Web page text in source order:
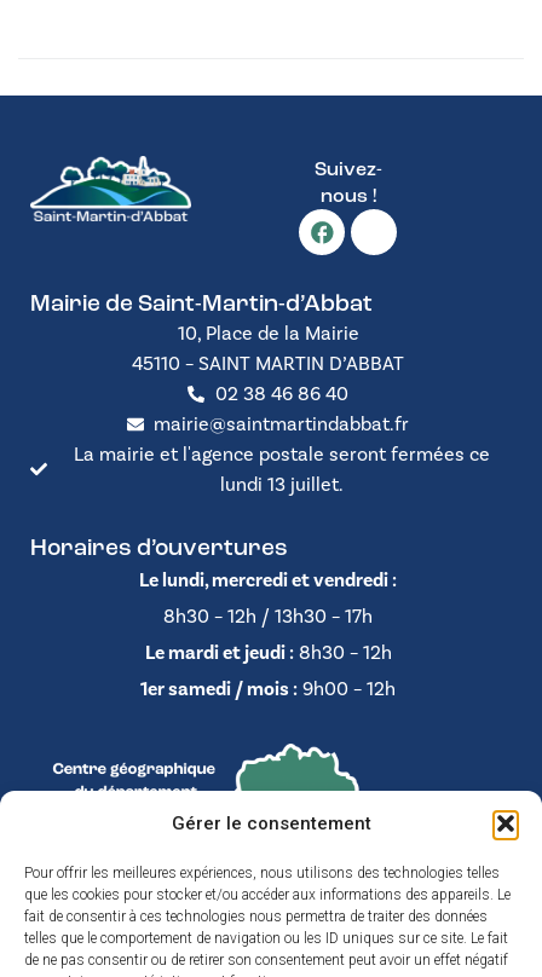
Gérer le consentement
Pour offrir les meilleures expériences, nous utilisons des technologies telles
que les cookies pour stocker et/ou accéder aux informations des appareils. Le
fait de consentir à ces technologies nous permettra de traiter des données
telles que le comportement de navigation ou les ID uniques sur ce site. Le fait
de ne pas consentir ou de retirer son consentement peut avoir un effet négatif
Suivez-
nous !
Mairie de Saint-Martin-d’Abbat
10, Place de la Mairie
45110 – SAINT MARTIN D’ABBAT
02 38 46 86 40
mairie@saintmartindabbat.fr
La mairie et l'agence postale seront fermées ce
lundi 13 juillet.
Horaires d’ouvertures
Le lundi, mercredi et vendredi :
8h30 – 12h / 13h30 – 17h
Le mardi et jeudi :8h30 – 12h
1er samedi / mois : 9h00 – 12h